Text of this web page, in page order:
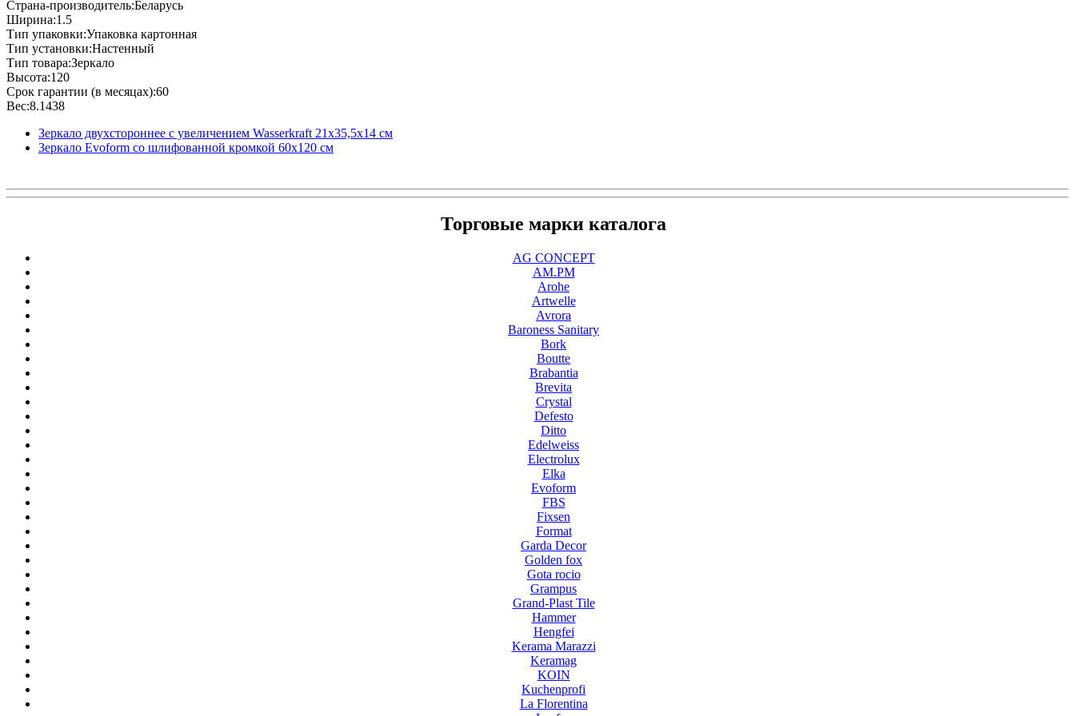
Страна-производитель:Беларусь
Ширина:1.5
Тип упаковки:Упаковка картонная
Тип установки:Настенный
Тип товара:Зеркало
Высота:120
Срок гарантии (в месяцах):60
Вес:8.1438
Зеркало двухстороннее с увеличением Wasserkraft 21х35,5х14 см
Зеркало Evoform со шлифованной кромкой 60х120 см
Торговые марки каталога
AG CONCEPT
AM.PM
Arohe
Artwelle
Avrora
Baroness Sanitary
Bork
Boutte
Brabantia
Brevita
Crystal
Defesto
Ditto
Edelweiss
Electrolux
Elka
Evoform
FBS
Fixsen
Format
Garda Decor
Golden fox
Gota rocio
Grampus
Grand-Plast Tile
Hammer
Hengfei
Kerama Marazzi
Keramag
KOIN
Kuchenprofi
La Florentina